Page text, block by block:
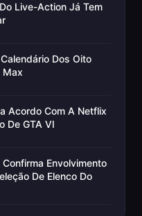
Live-Action Já Tem
Dos Oito
Max
Acordo Com A Netflix
De GTA VI
Envolvimento
De Elenco Do